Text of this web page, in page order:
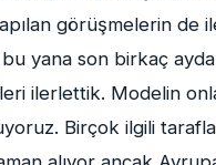
görüşmelerin
yana son birkaç ayda
ilerlettik. Modelin
Birçok ilgili